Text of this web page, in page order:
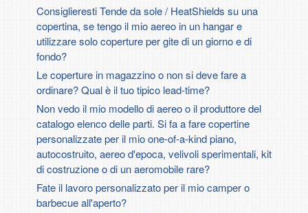
Consiglieresti Tende da sole / HeatShields su una
copertina, se tengo il mio aereo in un hangar e
utilizzare solo coperture per gite di un giorno e di
fondo?
Le coperture in magazzino o non si deve fare a
ordinare? Qual è il tuo tipico lead-time?
Non vedo il mio modello di aereo o il produttore del
catalogo elenco delle parti. Si fa a fare copertine
personalizzate per il mio one-of-a-kind piano,
autocostruito, aereo d'epoca, velivoli sperimentali, kit
di costruzione o di un aeromobile rare?
Fate il lavoro personalizzato per il mio camper o
barbecue all'aperto?